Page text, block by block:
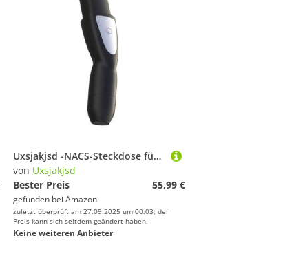
Uxsjakjsd -NACS-Steckdose für Elektroautos, Steckeradapter, Kabelloses Öffnen der Ladeabdeckung Per One-Touch für Modell 3 XYS 32A
von Uxsjakjsd
Bester Preis
55,99 €
gefunden bei Amazon
zuletzt überprüft am 27.09.2025 um 00:03; der
Preis kann sich seitdem geändert haben.
Keine weiteren Anbieter